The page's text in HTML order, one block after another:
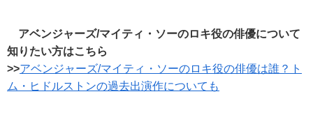
アベンジャーズ/マイティ・ソーのロキ役の俳優について
知りたい方はこちら
>>アベンジャーズ/マイティ・ソーのロキ役の俳優は誰？ト
ム・ヒドルストンの過去出演作についても